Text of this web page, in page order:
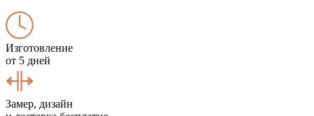
Изготовление
от 5 дней
Замер, дизайн